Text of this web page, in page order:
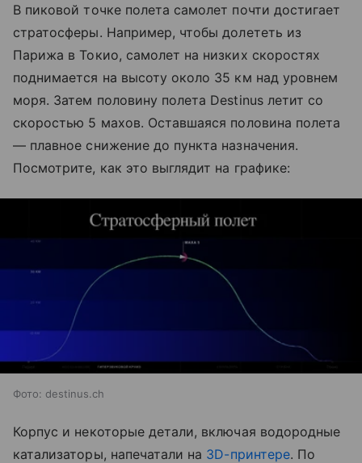
В пиковой точке полета самолет почти достигает
стратосферы. Например, чтобы долететь из
Парижа в Токио, самолет на низких скоростях
поднимается на высоту около 35 км над уровнем
моря. Затем половину полета Destinus летит со
скоростью 5 махов. Оставшаяся половина полета
— плавное снижение до пункта назначения.
Посмотрите, как это выглядит на графике:
Фото: destinus.ch
Корпус и некоторые детали, включая водородные
катализаторы, напечатали на 3D-принтере. По